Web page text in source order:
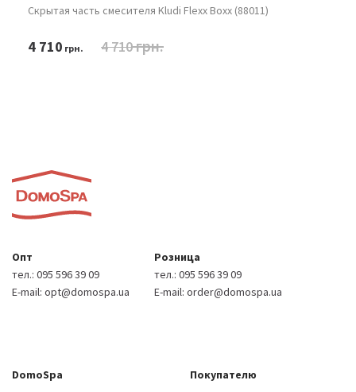
Скрытая часть смесителя Kludi Flexx Boxx (88011)
4 710 грн. 4 710грн.
Опт
тел.: 095 596 39 09
E-mail: opt@domospa.ua
Розница
тел.: 095 596 39 09
E-mail: order@domospa.ua
DomoSpa
Покупателю